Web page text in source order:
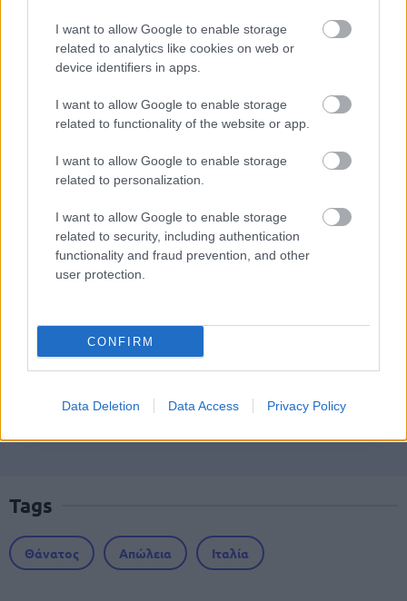
I want to allow Google to enable storage
related to analytics like cookies on web or
device identifiers in apps.
I want to allow Google to enable storage
related to functionality of the website or app.
I want to allow Google to enable storage
related to personalization.
I want to allow Google to enable storage
related to security, including authentication
functionality and fraud prevention, and other
user protection.
CONFIRM
Data Deletion Data Access Privacy Policy
Αυτό το επίδομα δίνει 300 ευρώ - Δεν
χρειάζεται αίτηση
Τουρισμός για Όλους 2026: Voucher
έως 600 ευρώ - Ποια ΑΦΜ παίρνουν
σειρά σήμερα
ΟΠΕΚΑ: Μηνιαίο επίδομα έως 210
ευρώ - Πώς θα τα πάρετε
ΔΥΠΑ: Ειδικό βοήθημα ανεργίας 565
απαιτούνται
Tags
Θάνατος Απώλεια Ιταλία